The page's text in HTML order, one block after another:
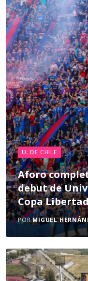
U. DE CHILE
Aforo
debut de
Copa
PORMIGUEL